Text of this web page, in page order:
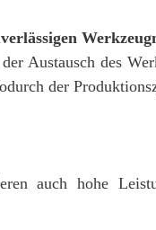
Austausch des
der
auch hohe